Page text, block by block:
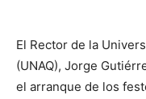
El Rector de la
(UNAQ), Jorge
el arranque de los